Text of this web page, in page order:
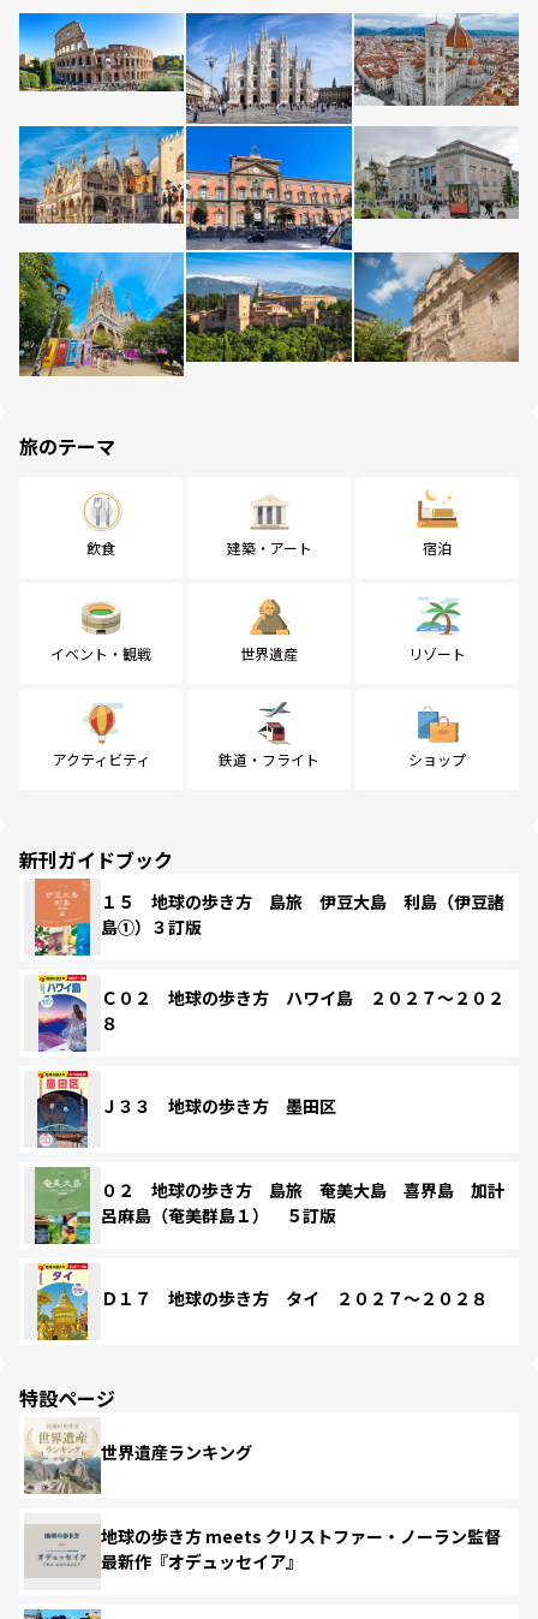
旅のテーマ
飲食 建築・アート 宿泊
イベント・観戦 世界遺産 リゾート
アクティビティ 鉄道・フライト ショップ
新刊ガイドブック
１５ 地球の歩き方 島旅 伊豆大島 利島（伊豆諸
島①）３訂版
Ｃ０２ 地球の歩き方 ハワイ島 ２０２７～２０２
８
Ｊ３３ 地球の歩き方 墨田区
０２ 地球の歩き方 島旅 奄美大島 喜界島 加計
呂麻島（奄美群島１） ５訂版
Ｄ１７ 地球の歩き方 タイ ２０２７～２０２８
特設ページ
世界遺産ランキング
地球の歩き方 meets クリストファー・ノーラン監督
最新作『オデュッセイア』